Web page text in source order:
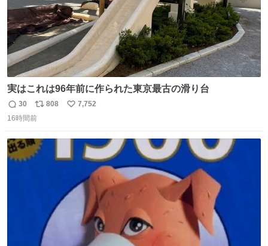
実はこれは96年前に作られた東京最古の滑り台
返
信
30
リ
ポ
ト
数
808
い
7,752
16時間前